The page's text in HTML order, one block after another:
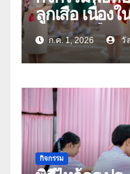
ลูกเสือ เนื่อง
คณะลูกเสือแ
ก.ค. 1, 2026 วั
กิจกรรม